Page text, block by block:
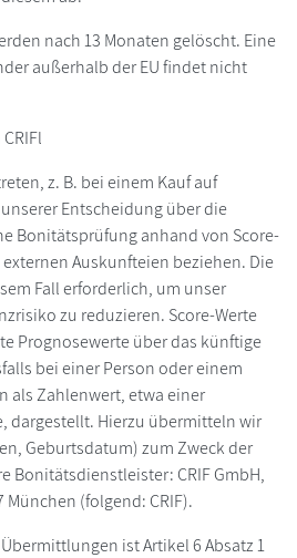
nach 13 Monaten gelöscht. Eine
außerhalb der EU findet nicht
z. B. bei einem Kauf auf
Entscheidung über die
Bonitätsprüfung anhand von Score-
Auskunfteien beziehen. Die
Fall erforderlich, um unser
zu reduzieren. Score-Werte
Prognosewerte über das künftige
bei einer Person oder einem
als Zahlenwert, etwa einer
dargestellt. Hierzu übermitteln wir
Geburtsdatum) zum Zweck der
Bonitätsdienstleister: CRIF GmbH,
(folgend: CRIF).
ist Artikel 6 Absatz 1